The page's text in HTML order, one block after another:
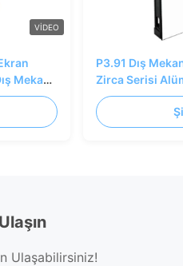
VIDEO
Mekan
P3.91 Dış
Zirca Serisi
500x1000mm
Ulaşabilirsiniz!